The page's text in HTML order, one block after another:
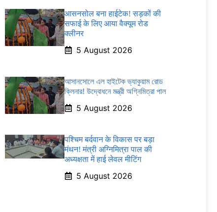
आसनसोल बना हाईटेक! सड़कों की
सफाई के लिए आया वैक्यूम रोड
क्लीनर
5 August 2026
আসানসোলে এল হাইটেক ভ্যাকুয়াম রোড
ক্লিনার! উদ্বোধনে মন্ত্রী অগ্নিমিত্রা পাল
5 August 2026
पश्चिम बर्दवान के विकास पर बड़ा
मंथन! मंत्री अग्निमित्रा पाल की
अध्यक्षता में हाई लेवल मीटिंग
5 August 2026